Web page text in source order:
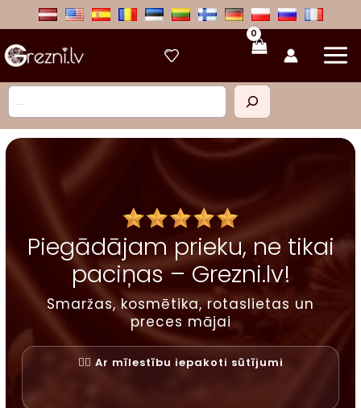
Meklēt
Piegādājam prieku, ne tikai
paciņas – Grezni.lv!
Smaržas, kosmētika, rotaslietas un
preces mājai
✓⃝ Ar mīlestību iepakoti sūtījumi